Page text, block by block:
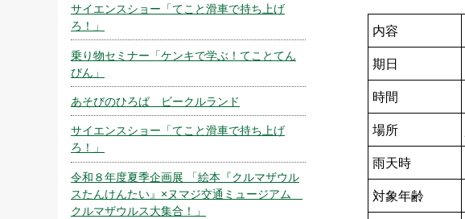
内容
期日
時間
場所
雨天時
対象年齢
サイエンスショー「てこと滑車で持ち上げ
ろ！」
乗り物セミナー「ケンキで学ぶ！てことてん
びん」
あそびのひろば ビークルランド
サイエンスショー「てこと滑車で持ち上げ
ろ！」
令和８年度夏季企画展 「絵本『クルマザウル
スたんけんたい』×ヌマジ交通ミュージアム
クルマザウルス大集合！」